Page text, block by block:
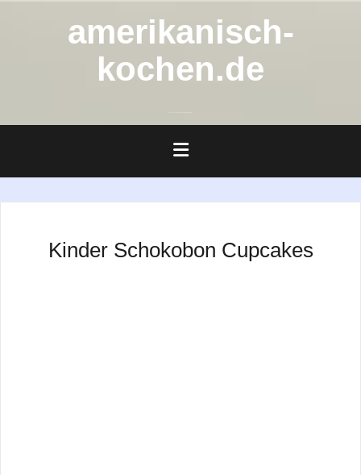
amerikanisch-
kochen.de
Kinder Schokobon Cupcakes